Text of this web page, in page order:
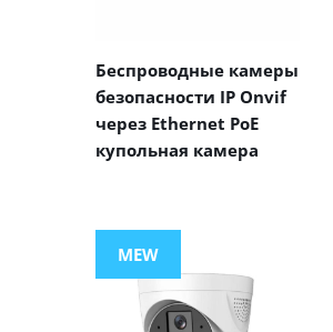
Беспроводные камеры
безопасности IP Onvif
через Ethernet PoE
купольная камера
MEW